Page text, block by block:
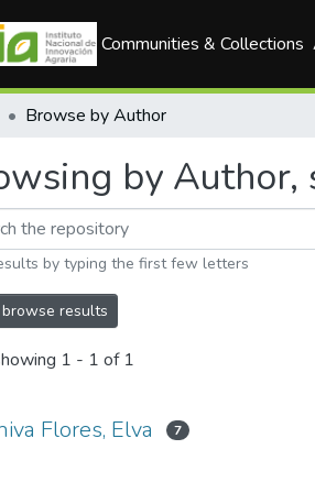
Communities & Collections
Browse by Author
by Author,
by typing the first few letters
results
1 - 1 of 1
Flores, Elva 7